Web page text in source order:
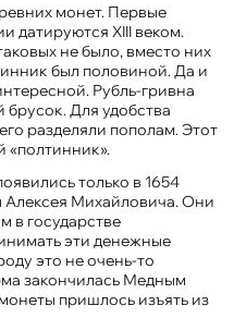
монет. Первые
датируются XIII веком.
не было, вместо них
был половиной. Да и
Рубль-гривна
Для удобства
разделяли пополам. Этот
«полтинник».
только в 1654
Михайловича. Они
в государстве
эти денежные
это не очень-то
закончилась Медным
пришлось изъять из